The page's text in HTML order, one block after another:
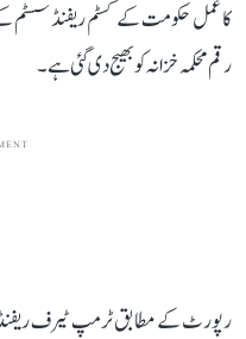
کا عمل حکومت کے کسٹم ریفنڈ سسٹم کے
رقم محکمہ خزانہ کو بھیج دی گئی ہے۔